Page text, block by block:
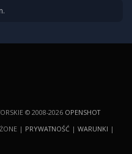
© 2008-2026 OPENSHOT
| PRYWATNOŚĆ | WARUNKI |